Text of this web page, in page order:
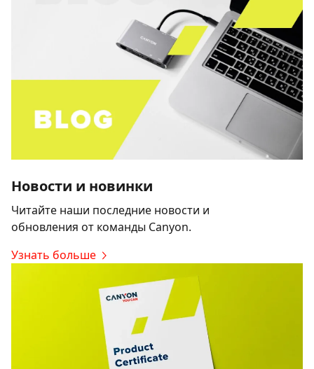
Новости и новинки
Читайте наши последние новости и
обновления от команды Canyon.
Узнать больше